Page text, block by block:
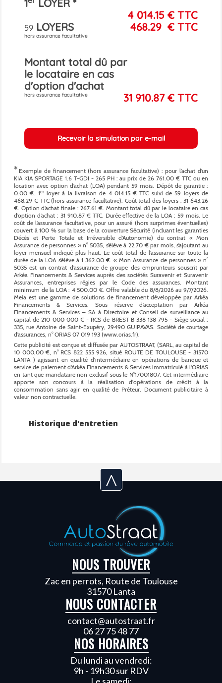
Historique d'entretien
^
NOUS TROUVER
Zac en perrots, Route de Toulouse
31570 Lanta
NOUS CONTACTER
contact@autostraat.fr
06 27 75 48 77
NOS HORAIRES
Du lundi au vendredi:
9h - 19h30 sur RDV